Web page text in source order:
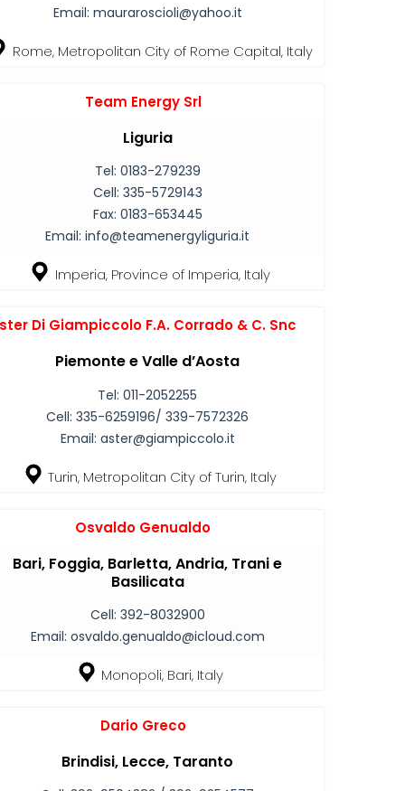
Email: mauraroscioli@yahoo.it
Rome, Metropolitan City of Rome Capital, Italy
Team Energy Srl
Liguria
Tel: 0183-279239
Cell: 335-5729143
Fax: 0183-653445
Email:info@teamenergyliguria.it
Imperia, Province of Imperia, Italy
Di Giampiccolo F.A. Corrado & C. Snc
Piemonte e Valle d’Aosta
Tel:011-2052255
Cell:335-6259196/ 339-7572326
Email: aster@giampiccolo.it
Turin, Metropolitan City of Turin, Italy
Osvaldo Genualdo
Bari, Foggia, Barletta, Andria, Trani e
Basilicata
Cell: 392-8032900
Email: osvaldo.genualdo@icloud.com
Monopoli, Bari, Italy
Dario Greco
Brindisi, Lecce, Taranto